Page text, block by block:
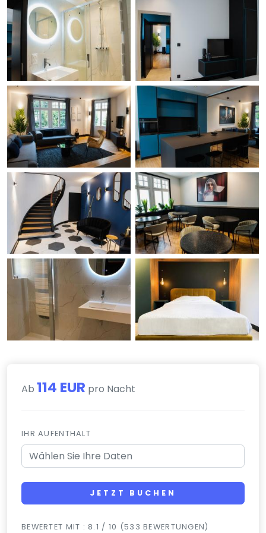
Ab 114 EUR pro Nacht
IHR AUFENTHALT
JETZT BUCHEN
BEWERTET MIT : 8.1 / 10 (533 BEWERTUNGEN)